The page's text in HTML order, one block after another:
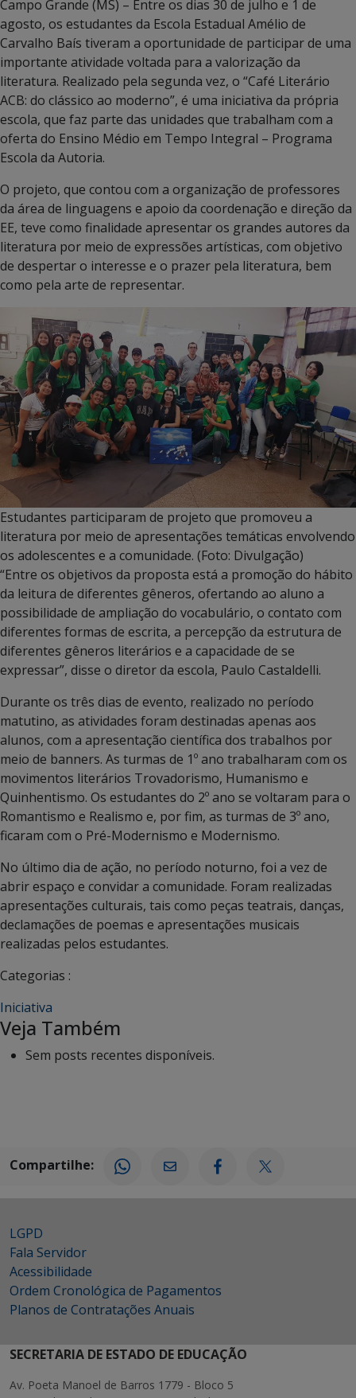
Campo Grande (MS) – Entre os dias 30 de julho e 1 de
agosto, os estudantes da Escola Estadual Amélio de
Carvalho Baís tiveram a oportunidade de participar de uma
importante atividade voltada para a valorização da
literatura. Realizado pela segunda vez, o “Café Literário
ACB: do clássico ao moderno”, é uma iniciativa da própria
escola, que faz parte das unidades que trabalham com a
oferta do Ensino Médio em Tempo Integral – Programa
Escola da Autoria.
O projeto, que contou com a organização de professores
da área de linguagens e apoio da coordenação e direção da
EE, teve como finalidade apresentar os grandes autores da
literatura por meio de expressões artísticas, com objetivo
de despertar o interesse e o prazer pela literatura, bem
como pela arte de representar.
Estudantes participaram de projeto que promoveu a
literatura por meio de apresentações temáticas envolvendo
os adolescentes e a comunidade. (Foto: Divulgação)
“Entre os objetivos da proposta está a promoção do hábito
da leitura de diferentes gêneros, ofertando ao aluno a
possibilidade de ampliação do vocabulário, o contato com
diferentes formas de escrita, a percepção da estrutura de
diferentes gêneros literários e a capacidade de se
expressar”, disse o diretor da escola, Paulo Castaldelli.
Durante os três dias de evento, realizado no período
matutino, as atividades foram destinadas apenas aos
alunos, com a apresentação científica dos trabalhos por
meio de banners. As turmas de 1º ano trabalharam com os
movimentos literários Trovadorismo, Humanismo e
Quinhentismo. Os estudantes do 2º ano se voltaram para o
Romantismo e Realismo e, por fim, as turmas de 3º ano,
ficaram com o Pré-Modernismo e Modernismo.
No último dia de ação, no período noturno, foi a vez de
abrir espaço e convidar a comunidade. Foram realizadas
apresentações culturais, tais como peças teatrais, danças,
declamações de poemas e apresentações musicais
realizadas pelos estudantes.
Categorias :
Iniciativa
Veja Também
Sem posts recentes disponíveis.
Compartilhe:
LGPD
Fala Servidor
Acessibilidade
Ordem Cronológica de Pagamentos
Planos de Contratações Anuais
SECRETARIA DE ESTADO DE EDUCAÇÃO
Av. Poeta Manoel de Barros 1779 - Bloco 5